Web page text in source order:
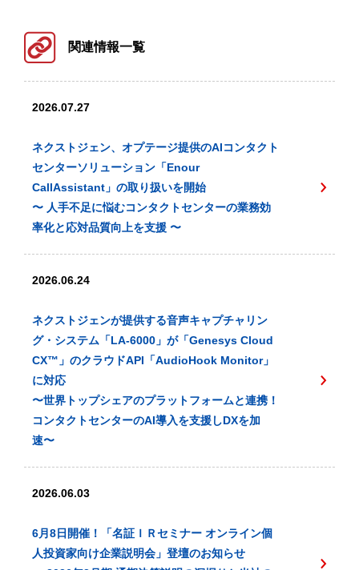
関連情報一覧
2026.07.27
ネクストジェン、オプテージ提供のAIコンタクト
センターソリューション「Enour
CallAssistant」の取り扱いを開始
〜 人手不足に悩むコンタクトセンターの業務効
率化と応対品質向上を支援 〜
2026.06.24
ネクストジェンが提供する音声キャプチャリン
グ・システム「LA-6000」が「Genesys Cloud
CX™️」のクラウドAPI「AudioHook Monitor」
に対応
〜世界トップシェアのプラットフォームと連携！
コンタクトセンターのAI導入を支援しDXを加
速〜
2026.06.03
6月8日開催！「名証ＩＲセミナー オンライン個
人投資家向け企業説明会」登壇のお知らせ